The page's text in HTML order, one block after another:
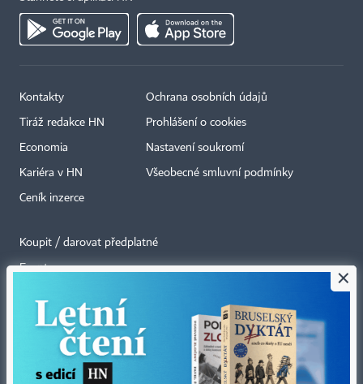
Kontakty
Tiráž redakce HN
Economia
Kariéra v HN
Ceník inzerce
Ochrana osobních údajů
Prohlášení o cookies
Nastavení soukromí
Všeobecné smluvní podmínky
Koupit / darovat předplatné
Eventy
RSS kanály
Autorská práva vykonává vydavatel. Bez písemného svolení vydavatele je
×